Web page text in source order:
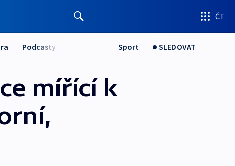
ČT
Podcasty Sport SLEDOVAT
mířící k